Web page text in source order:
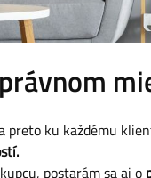
preto ku každému
postarám sa aj o